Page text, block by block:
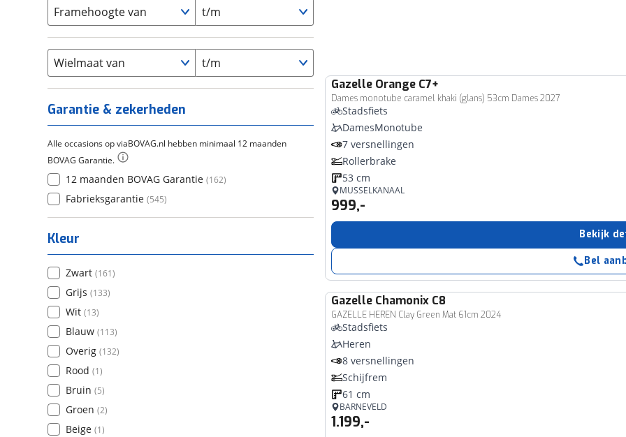
Cortina (0)
Flyer (0)
Overig ( 0)
15-20 (20)
21+
Chroom-molybdeen (0)
Scandium
Staal (10)
Tica
Framehoogte van t/m
Wielmaat van t/m
Garantie & zekerheden
Alle occasions op viaBOVAG.nl hebben minimaal 12 maanden
BOVAG Garantie.
12 maanden BOVAG Garantie (162)
Fabrieksgarantie (545)
Kleur
Zwart (161)
Grijs (133)
Wit (13)
Blauw (113)
Overig (132)
Rood (1)
Bruin (5)
Groen (2)
Beige (1)
Gazelle Orange C7+
Dames monotube caramel khaki (glans) 53cm Dames 2027
Stadsfiets
DamesMonotube
7 versnellingen
Rollerbrake
53 cm
MUSSELKANAAL
999,-
Bekijk
Bel
Gazelle Chamonix C8
GAZELLE HEREN Clay Green Mat 61cm 2024
Stadsfiets
Heren
8 versnellingen
Schijfrem
61 cm
BARNEVELD
1.199,-